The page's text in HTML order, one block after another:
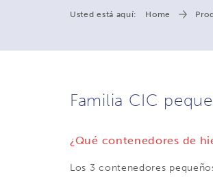
Usted está aquí: Home
Familia CIC
¿Qué contenedores de
Los 3 contenedores